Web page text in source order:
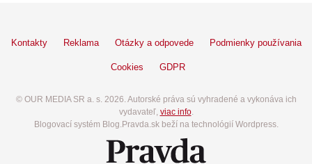
Kontakty Reklama Otázky a odpovede Podmienky používania
Cookies GDPR
© OUR MEDIA SR a. s. 2026. Autorské práva sú vyhradené a vykonáva ich
vydavateľ, viac info.
Blogovací systém Blog.Pravda.sk beží na technológií Wordpress.